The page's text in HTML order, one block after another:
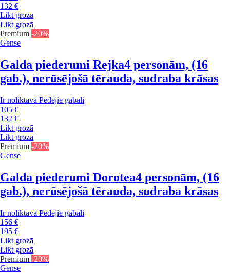
132 €
Likt grozā
Likt grozā
Premium -20%
Gense
Galda piederumi Rejka4 personām, (16
gab.), nerūsējošā tērauda, sudraba krāsas
Ir noliktavā Pēdējie gabali
105 €
132 €
Likt grozā
Likt grozā
Premium -20%
Gense
Galda piederumi Dorotea4 personām, (16
gab.), nerūsējošā tērauda, sudraba krāsas
Ir noliktavā Pēdējie gabali
156 €
195 €
Likt grozā
Likt grozā
Premium -20%
Gense